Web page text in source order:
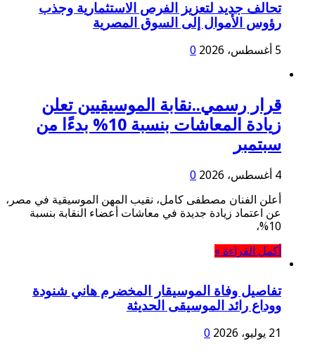
تحالف جديد لتعزيز الفرص الاستثمارية وجذب
رؤوس الأموال إلى السوق المصرية
5 أغسطس، 2026 0
قرار رسمي..نقابة الموسيقيين تعلن
زيادة المعاشات بنسبة 10% بدءًا من
سبتمبر
4 أغسطس، 2026
0
أعلن الفنان مصطفى كامل، نقيب المهن الموسيقية في مصر،
عن اعتماد زيادة جديدة في معاشات أعضاء النقابة بنسبة
10%،
أكمل القراءة »
تفاصيل وفاة الموسيقار المخضرم هاني شنودة
ووداع رائد الموسيقى الحديثة
21 يوليو، 2026 0